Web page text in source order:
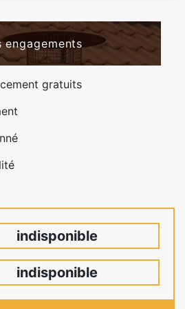
engagements
gratuits
indisponible
indisponible